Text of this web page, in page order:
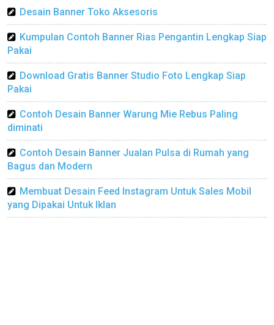
Desain Banner Toko Aksesoris
Kumpulan Contoh Banner Rias Pengantin Lengkap Siap
Pakai
Download Gratis Banner Studio Foto Lengkap Siap
Pakai
Contoh Desain Banner Warung Mie Rebus Paling
diminati
Contoh Desain Banner Jualan Pulsa di Rumah yang
Bagus dan Modern
Membuat Desain Feed Instagram Untuk Sales Mobil
yang Dipakai Untuk Iklan